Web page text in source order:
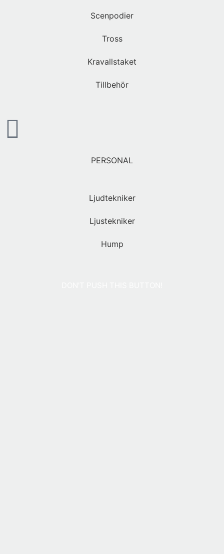
Scenpodier
Tross
Kravallstaket
Tillbehör
PERSONAL
Ljudtekniker
Ljustekniker
Hump